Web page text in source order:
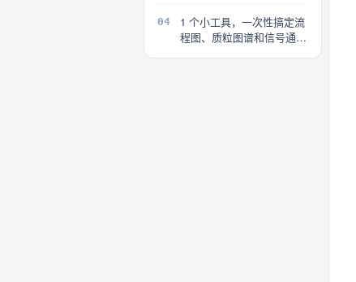
04
1 个小工具，一次性搞定流
程图、质粒图谱和信号通路